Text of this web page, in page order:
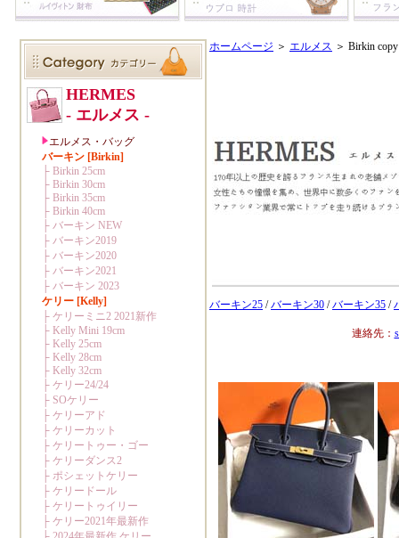
ホームページ ＞ エルメス ＞ Birkin
バーキン25 /バーキン30 /バーキン35 /
連絡先：